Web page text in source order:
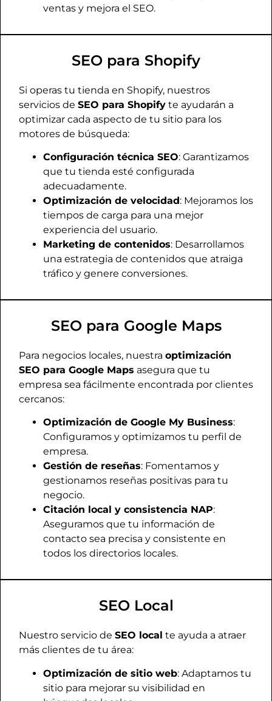
ventas y mejora el SEO.
SEO para Shopify
Si operas tu tienda en Shopify, nuestros
servicios de SEO para Shopify te ayudarán a
optimizar cada aspecto de tu sitio para los
motores de búsqueda:
Configuración técnica SEO: Garantizamos
que tu tienda esté configurada
adecuadamente.
Optimización de velocidad: Mejoramos los
tiempos de carga para una mejor
experiencia del usuario.
Marketing de contenidos: Desarrollamos
una estrategia de contenidos que atraiga
tráfico y genere conversiones.
SEO para Google Maps
Para negocios locales, nuestra optimización
SEO para Google Maps asegura que tu
empresa sea fácilmente encontrada por clientes
cercanos:
Optimización de Google My Business:
Configuramos y optimizamos tu perfil de
empresa.
Gestión de reseñas: Fomentamos y
gestionamos reseñas positivas para tu
negocio.
Citación local y consistencia NAP:
Aseguramos que tu información de
contacto sea precisa y consistente en
todos los directorios locales.
SEO Local
Nuestro servicio de SEO local te ayuda a atraer
más clientes de tu área:
Optimización de sitio web: Adaptamos tu
sitio para mejorar su visibilidad en